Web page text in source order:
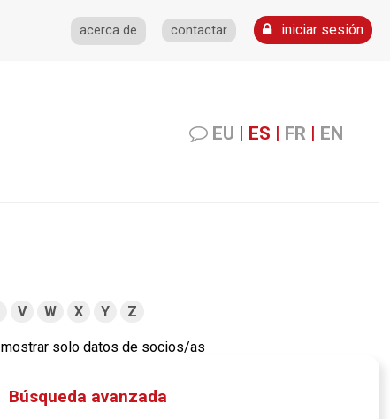
acerca de contactar iniciar sesión
EU | ES | FR | EN
V W X Y Z
mostrar solo datos de socios/as
Búsqueda avanzada